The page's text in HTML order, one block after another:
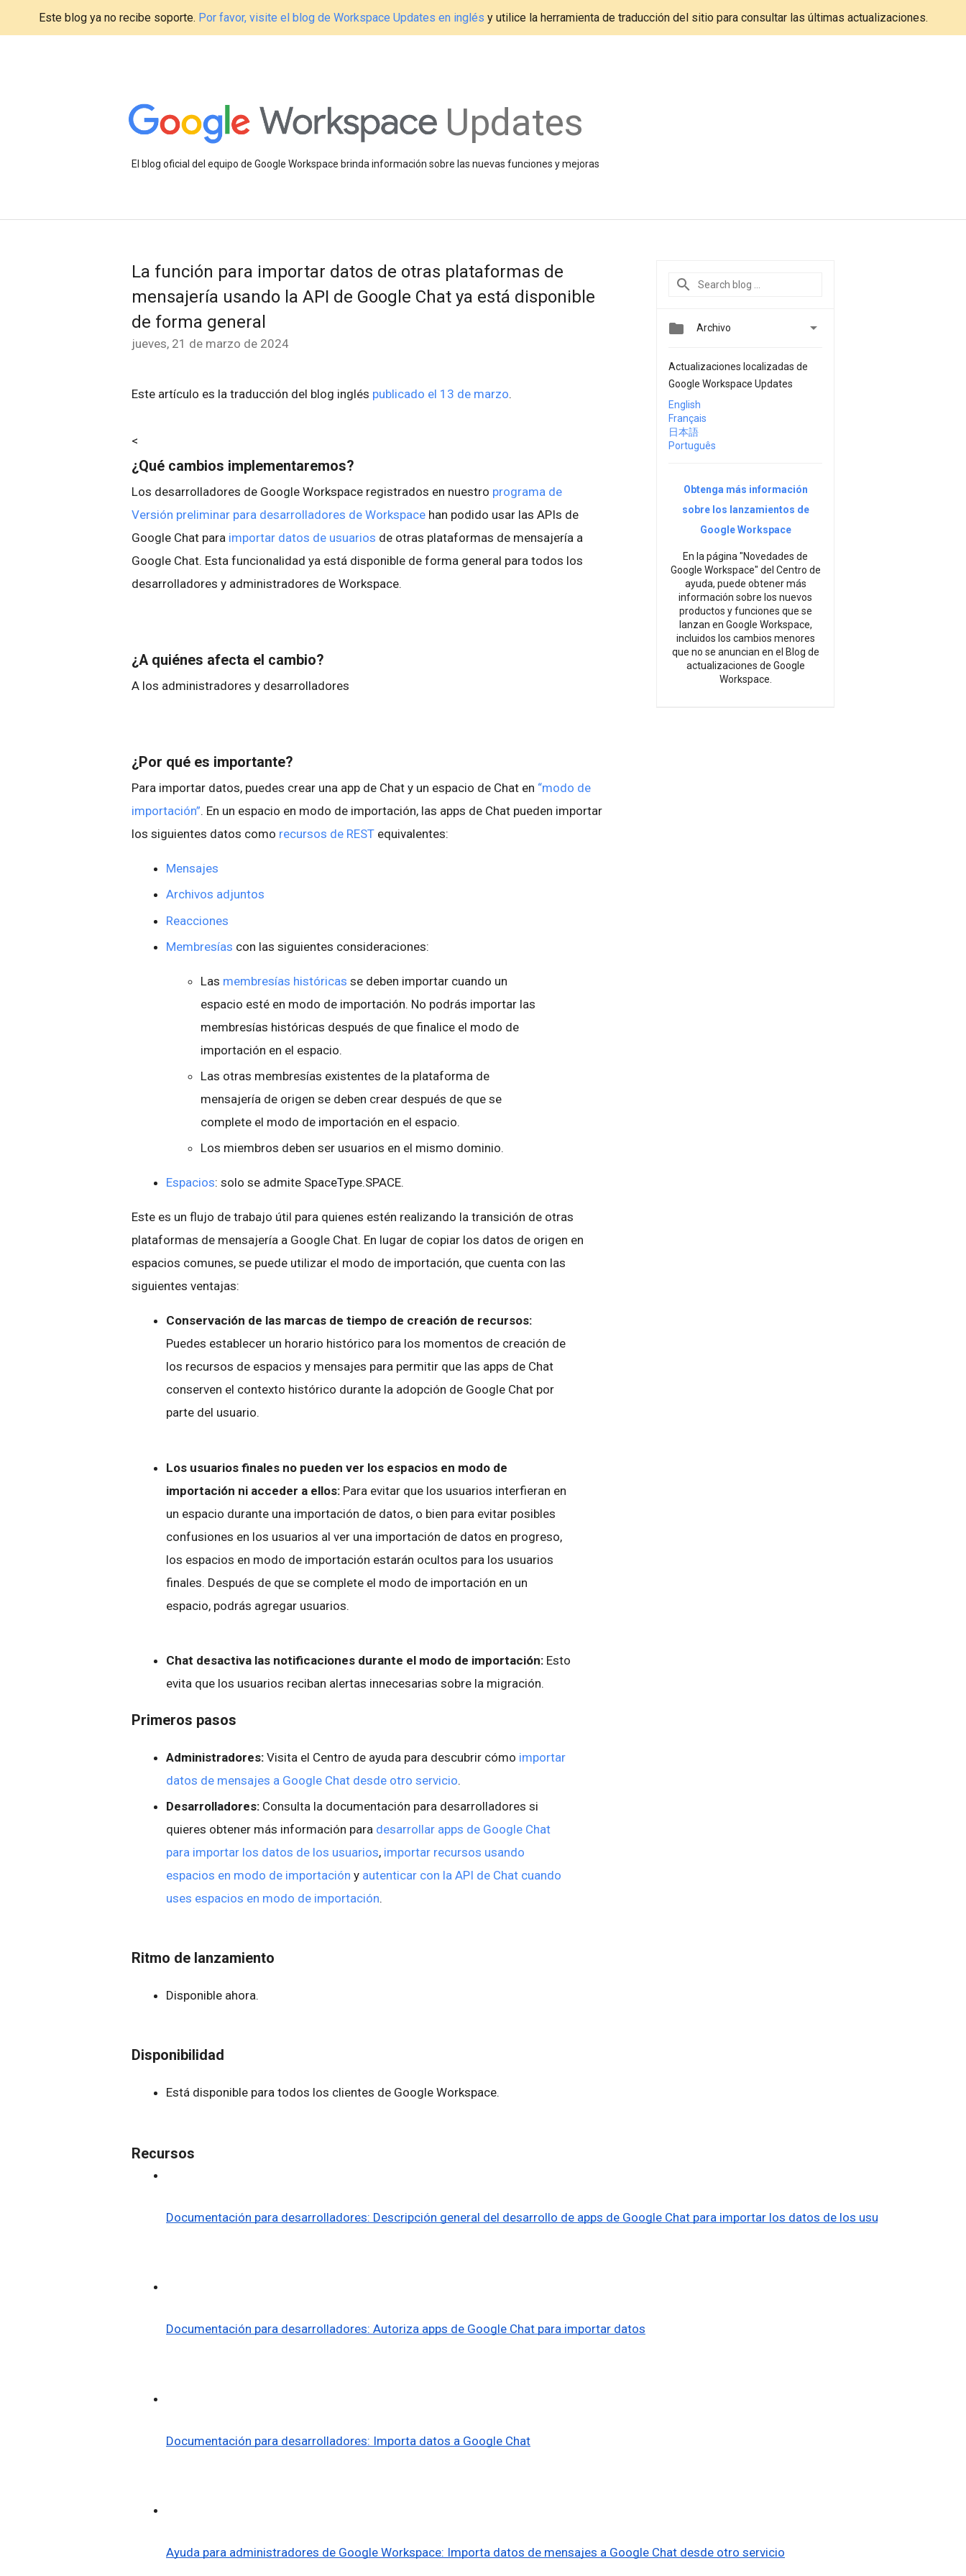
Este blog ya no recibe soporte. Por favor, visite el blog de Workspace Updates en inglés y utilice la herramienta de traducción del sitio para consultar las últimas actualizaciones.
Updates
El blog oficial del equipo de Google Workspace brinda información sobre las nuevas funciones y mejoras
La función para importar datos de otras plataformas de
mensajería usando la API de Google Chat ya está disponible
de forma general
jueves, 21 de marzo de 2024
Este artículo es la traducción del blog inglés publicado el 13 de marzo.
<
¿Qué cambios implementaremos?
Los desarrolladores de Google Workspace registrados en nuestro programa de
Versión preliminar para desarrolladores de Workspace han podido usar las APIs de
Google Chat para importar datos de usuarios de otras plataformas de mensajería a
Google Chat. Esta funcionalidad ya está disponible de forma general para todos los
desarrolladores y administradores de Workspace.
¿A quiénes afecta el cambio?
A los administradores y desarrolladores
¿Por qué es importante?
Para importar datos, puedes crear una app de Chat y un espacio de Chat en “modo de
importación”. En un espacio en modo de importación, las apps de Chat pueden importar
los siguientes datos como recursos de REST equivalentes:
Mensajes
Archivos adjuntos
Reacciones
Membresías con las siguientes consideraciones:
Las membresías históricas se deben importar cuando un
espacio esté en modo de importación. No podrás importar las
membresías históricas después de que finalice el modo de
importación en el espacio.
Las otras membresías existentes de la plataforma de
mensajería de origen se deben crear después de que se
complete el modo de importación en el espacio.
Los miembros deben ser usuarios en el mismo dominio.
Espacios: solo se admite SpaceType.SPACE.
Este es un flujo de trabajo útil para quienes estén realizando la transición de otras
plataformas de mensajería a Google Chat. En lugar de copiar los datos de origen en
espacios comunes, se puede utilizar el modo de importación, que cuenta con las
siguientes ventajas:
Conservación de las marcas de tiempo de creación de recursos:
Puedes establecer un horario histórico para los momentos de creación de
los recursos de espacios y mensajes para permitir que las apps de Chat
conserven el contexto histórico durante la adopción de Google Chat por
parte del usuario.
Los usuarios finales no pueden ver los espacios en modo de
importación ni acceder a ellos: Para evitar que los usuarios interfieran en
un espacio durante una importación de datos, o bien para evitar posibles
confusiones en los usuarios al ver una importación de datos en progreso,
los espacios en modo de importación estarán ocultos para los usuarios
finales. Después de que se complete el modo de importación en un
espacio, podrás agregar usuarios.
Chat desactiva las notificaciones durante el modo de importación: Esto
evita que los usuarios reciban alertas innecesarias sobre la migración.
Primeros pasos
Administradores: Visita el Centro de ayuda para descubrir cómo importar
datos de mensajes a Google Chat desde otro servicio.
Desarrolladores: Consulta la documentación para desarrolladores si
quieres obtener más información para desarrollar apps de Google Chat
para importar los datos de los usuarios, importar recursos usando
espacios en modo de importación y autenticar con la API de Chat cuando
uses espacios en modo de importación.
Ritmo de lanzamiento
Disponible ahora.
Disponibilidad
Está disponible para todos los clientes de Google Workspace.
Recursos
Documentación para desarrolladores: Descripción general del desarrollo de apps de Google Chat para importar los datos de los usuarios
Documentación para desarrolladores: Autoriza apps de Google Chat para importar datos
Documentación para desarrolladores: Importa datos a Google Chat
Ayuda para administradores de Google Workspace: Importa datos de mensajes a Google Chat desde otro servicio
 Archivo 
Actualizaciones localizadas de
Google Workspace Updates
English
Français
日本語
Português
Obtenga más información
sobre los lanzamientos de
Google Workspace
En la página "Novedades de
Google Workspace" del Centro de
ayuda, puede obtener más
información sobre los nuevos
productos y funciones que se
lanzan en Google Workspace,
incluidos los cambios menores
que no se anuncian en el Blog de
actualizaciones de Google
Workspace.